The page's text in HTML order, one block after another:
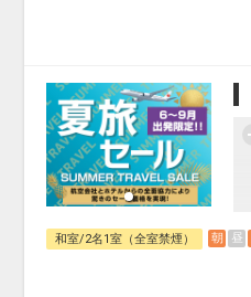
和室/2名1室（全室禁煙） 朝 昼